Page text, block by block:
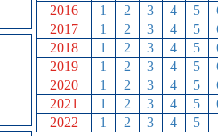
2016
1 2 3 4 5
2017
1 2 3 4 5
2018
1 2 3 4 5
2019
1 2 3 4 5
2020
1 2 3 4 5
2021
1 2 3 4 5
2022
1 2 3 4 5